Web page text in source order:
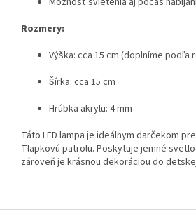
Rozmery:
Výška: cca 15 cm (doplníme podľa
Šírka: cca 15 cm
Hrúbka akrylu: 4 mm
Táto LED lampa je ideálnym darčekom
Tlapkovú patrolu. Poskytuje jemné
zároveň je krásnou dekoráciou do